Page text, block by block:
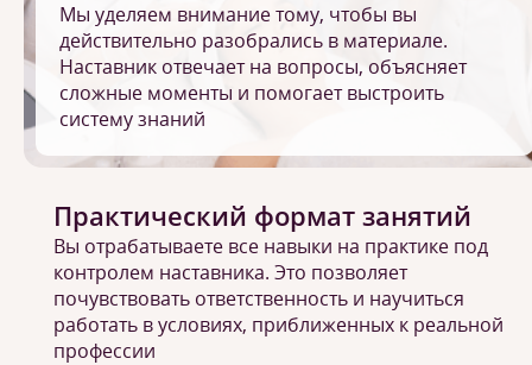
Мы уделяем внимание тому, чтобы вы
действительно разобрались в материале.
Наставник отвечает на вопросы, объясняет
сложные моменты и помогает выстроить
систему знаний
Практический формат занятий
Вы отрабатываете все навыки на практике под
контролем наставника. Это позволяет
почувствовать ответственность и научиться
работать в условиях, приближенных к реальной
профессии